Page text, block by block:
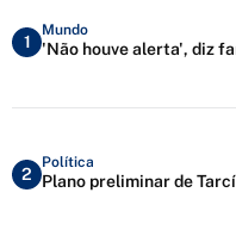
1
Mundo
'Não houve alerta', diz
2
Política
Plano preliminar de